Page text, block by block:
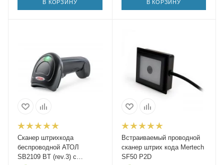
В КОРЗИНУ В КОРЗИНУ
Сканер штрихкода
беспроводной АТОЛ
SB2109 BT (rev.3) c
Встраиваемый проводной
сканер штрих кода Mertech
SF50 P2D